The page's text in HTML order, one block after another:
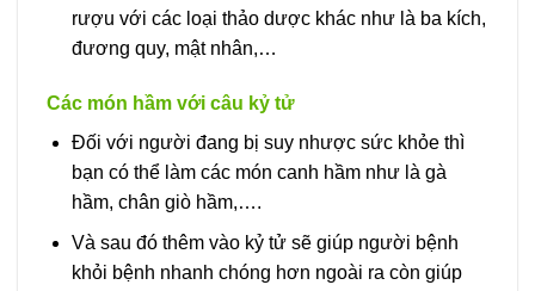
rượu với các loại thảo dược khác như là ba kích,
đương quy, mật nhân,…
Các món hầm với câu kỷ tử
Đối với người đang bị suy nhược sức khỏe thì
bạn có thể làm các món canh hầm như là gà
hầm, chân giò hầm,….
Và sau đó thêm vào kỷ tử sẽ giúp người bệnh
khỏi bệnh nhanh chóng hơn ngoài ra còn giúp